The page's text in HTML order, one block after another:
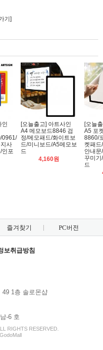
기]
인
0961/
사
인포
[오늘출고] 아트사인
A4 메모보드8846 검
정/메모패드/화이트보
드/미니보드/A5메모보
드
4,160원
[오늘
A5 포
8860/
켓패
안내
꾸미
드
즐겨찾기 PC버전
보취급방침
49 1층 솔로몬샵
-6 호
RIGHTS RESERVED.
GodoMall